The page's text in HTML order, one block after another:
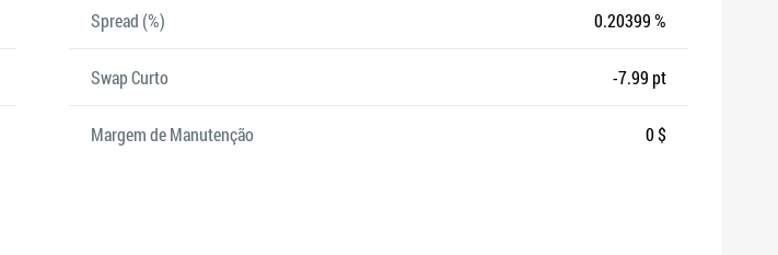
Spread (%) 0.20399 %
Swap Curto -7.99 pt
Margem de Manutenção 0 $